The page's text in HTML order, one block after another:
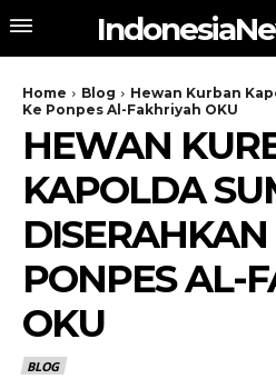
Home Blog
Hewan Kurban
Ke Ponpes Al-Fakhriyah OKU
HEWAN
KAPOLDA
DISERAHKAN
PONPES AL-
OKU
BLOG